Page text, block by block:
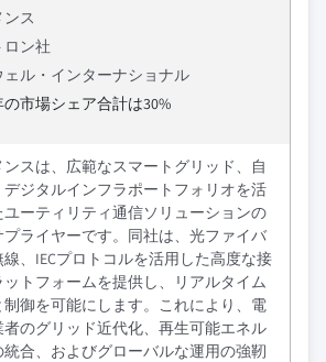
ス
ロン社
ェル・インターナショナル
の市場シェア合計は30%
ンスは、広範なスマートグリッド、自
デジタルインフラポートフォリオを活
ユーティリティ通信ソリューションの
プライヤーです。同社は、光ファイバ
線、IECプロトコルを活用した高度な接
ットフォームを提供し、リアルタイム
制御を可能にします。これにより、電
者のグリッド近代化、再生可能エネル
統合、およびグローバルな運用の強靭